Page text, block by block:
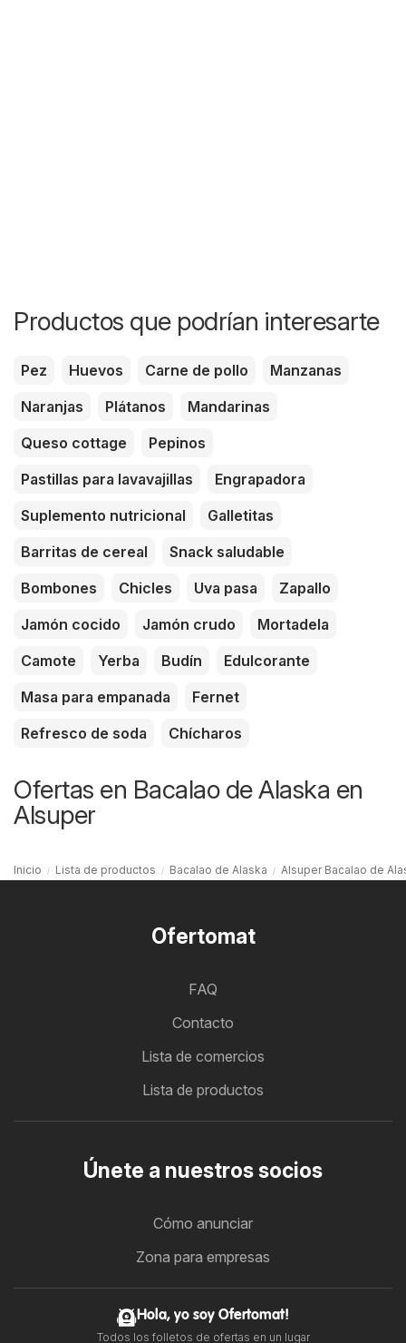
Productos que podrían interesarte
Pez Huevos Carne de pollo
Manzanas
Naranjas
Plátanos
Mandarinas
Queso cottage
Pepinos
Pastillas para lavavajillas
Engrapadora
Suplemento nutricional
Galletitas
Barritas de cereal
Snack saludable
Bombones
Chicles Uva pasa
Zapallo
Jamón cocido
Jamón crudo
Mortadela
Camote
Yerba Budín
Edulcorante
Masa para empanada
Fernet
Refresco de soda
Chícharos
Ofertas en Bacalao de Alaska en
Alsuper
Inicio Lista de productos Bacalao de Alaska Alsuper Bacalao de
Ofertomat
FAQ
Contacto
Lista de comercios
Lista de productos
Únete a nuestros socios
Cómo anunciar
Zona para empresas
Hola, yo soy Ofertomat!
Todos los folletos de ofertas en un lugar